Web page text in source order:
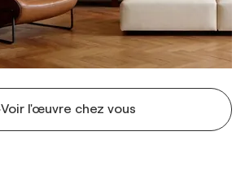
Voir l'œuvre chez vous